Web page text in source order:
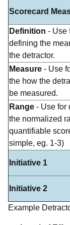
Scorecard
Definition - Use
defining the
the detractor.
Measure - Use
the how the
be measured.
Range - Use for
the normalized
quantifiable
simple, eg. 1-3)
Initiative 1
Initiative 2
Example